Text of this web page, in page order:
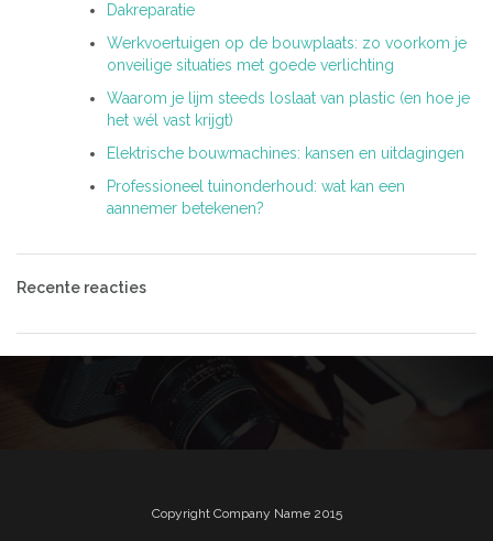
Dakreparatie
Werkvoertuigen op de bouwplaats: zo voorkom je
onveilige situaties met goede verlichting
Waarom je lijm steeds loslaat van plastic (en hoe je
het wél vast krijgt)
Elektrische bouwmachines: kansen en uitdagingen
Professioneel tuinonderhoud: wat kan een
aannemer betekenen?
Recente reacties
Copyright Company Name 2015